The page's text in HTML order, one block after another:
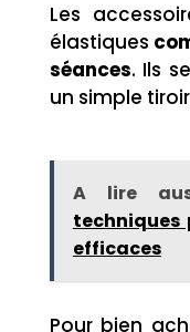
Les
élastiques
séances. Ils
un simple
A lire
techniques
efficaces
Pour bien